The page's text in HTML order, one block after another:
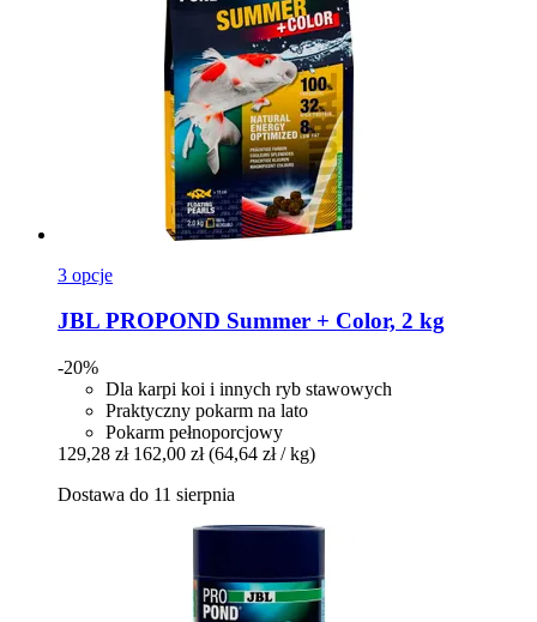
3 opcje
JBL PROPOND Summer + Color, 2 kg
-20%
Dla karpi koi i innych ryb stawowych
Praktyczny pokarm na lato
Pokarm pełnoporcjowy
129,28 zł 162,00 zł (64,64 zł / kg)
Dostawa do 11 sierpnia